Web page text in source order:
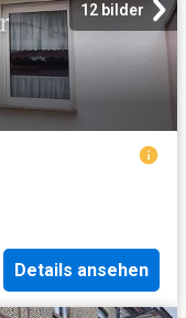
12 bilder
Details ansehen